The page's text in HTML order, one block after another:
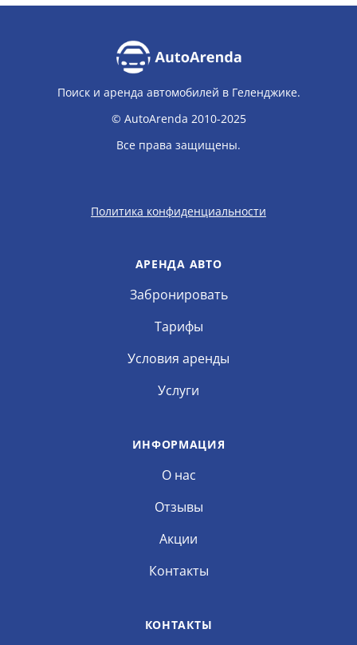
Поиск и аренда автомобилей в Геленджике.
© AutoArenda 2010-2025
Все права защищены.
Политика конфиденциальности
АРЕНДА АВТО
Забронировать
Тарифы
Условия аренды
Услуги
ИНФОРМАЦИЯ
О нас
Отзывы
Акции
Контакты
КОНТАКТЫ